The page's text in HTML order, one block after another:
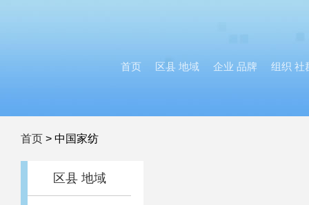
首页 区县 地域 企业 品牌 组织 社
首页 > 中国家纺
区县 地域